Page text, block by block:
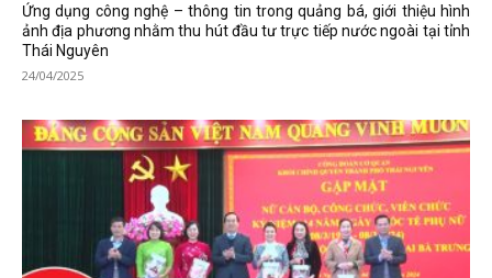
Ứng dụng công nghệ – thông tin trong quảng bá, giới thiệu hình
ảnh địa phương nhằm thu hút đầu tư trực tiếp nước ngoài tại tỉnh
Thái Nguyên
24/04/2025